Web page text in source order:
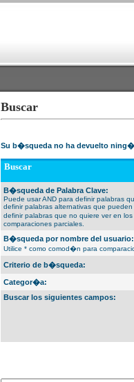
Buscar
Su b�squeda no ha devuelto
Buscar
B�squeda de Palabra Clave:
Puede usar AND para definir palabras
definir palabras alternativas que
definir palabras que no quiere ver en
comparaciones parciales.
B�squeda por nombre del usuario:
Utilice * como comod�n para
Criterio de b�squeda:
Categor�a:
Buscar los siguientes campos: